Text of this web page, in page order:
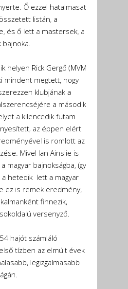
Ő ezzel hatalmasat
listán, a
és ő lett a mastersek, a
helyen Rick Gergő (MVM
mindent megtett, hogy
klubjának a
a második
a kilencedik futam
az éppen elért
is romlott az
Mivel Ian Ainslie is
magyar bajnokságba, így
a hetedik lett a magyar
ez is remek eredmény,
finnezik,
versenyző.
hajót számláló
tízben az elmúlt évek
legizgalmasabb